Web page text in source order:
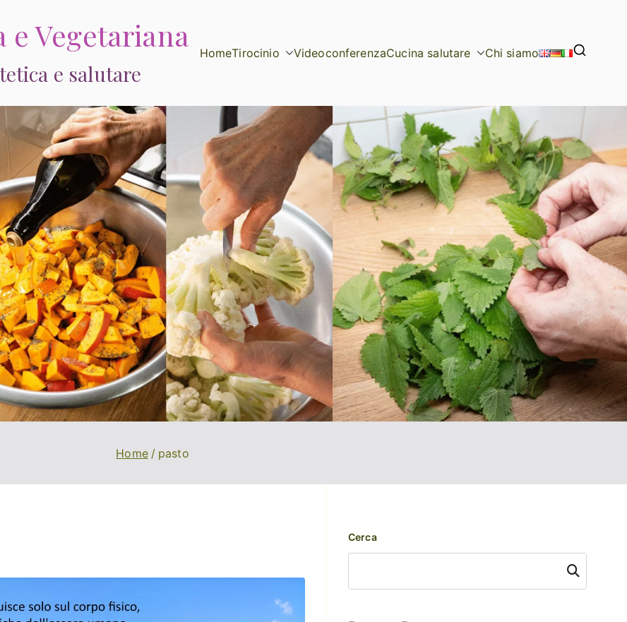
Vegetariana
e salutare
HomeTirocinio VideoconferenzaCucina salutare Chi siamo
Home pasto
Cerca
Cerca